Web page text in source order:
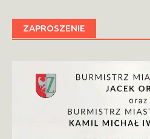
ZAPROSZENIE